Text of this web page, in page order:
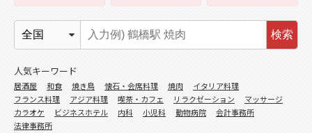
検索
人気キーワード
居酒屋 和食 焼き鳥 懐石・会席料理 焼肉
イタリア料理
フランス料理
アジア料理 喫茶・カフェ リラクゼーション
マッサージ
カラオケ
ビジネスホテル 内科 小児科 動物病院
会計事務所
法律事務所